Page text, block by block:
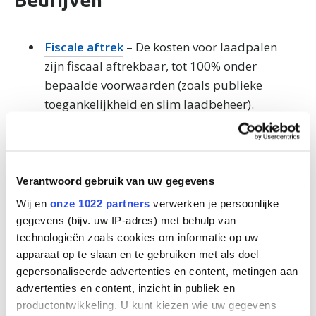
Verantwoord gebruik van uw gegevens
Wij en onze 1022 partners verwerken je persoonlijke
gegevens (bijv. uw IP-adres) met behulp van
technologieën zoals cookies om informatie op uw
apparaat op te slaan en te gebruiken met als doel
gepersonaliseerde advertenties en content, metingen aan
advertenties en content, inzicht in publiek en
productontwikkeling. U kunt kiezen wie uw gegevens
Fiscale aftrek – De kosten voor laadpalen
zijn fiscaal aftrekbaar, tot 100% onder
bepaalde voorwaarden (zoals publieke
toegankelijkheid en slim laadbeheer).
– Ondernemingen
laadinstallatie.
Ecoboostlening– Voordelige lening voor
duurzame investeringen zoals
laadinfrastructuur.
Veelgestelde vragen over